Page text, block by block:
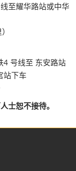
至耀华路站或中华
号线至 东安路站
站下车
士恕不接待。